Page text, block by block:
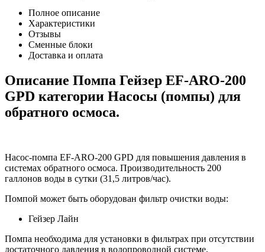
Полное описание
Характеристики
Отзывы
Сменные блоки
Доставка и оплата
Описание Помпа Гейзер EF-ARO-200
GPD категории Насосы (помпы) для
обратного осмоса.
Насос-помпа EF-ARO-200 GPD для повышения давления в
системах обратного осмоса. Производительность 200
галлонов воды в сутки (31,5 литров/час).
Помпой может быть оборудован фильтр очистки воды:
Гейзер Лайн
Помпа необходима для установки в фильтрах при отсутствии
достаточного давления в водопроводной системе.